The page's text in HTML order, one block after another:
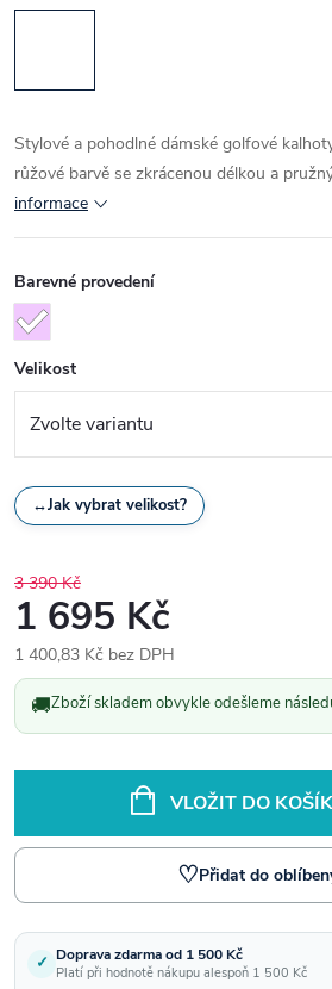
Stylové a pohodlné dámské golfové
růžové barvě se zkrácenou délkou a
informace
Barevné provedení
Velikost
↔Jak vybrat velikost?
3 390 Kč
1 695 Kč
1 400,83 Kč bez DPH
Měrná
cena:
🚚Zboží skladem obvykle odešleme
VLOŽIT DO
♡Přidat do
✓ Doprava zdarma od 1 500 Kč
Platí při hodnotě nákupu alespoň 1 500 Kč